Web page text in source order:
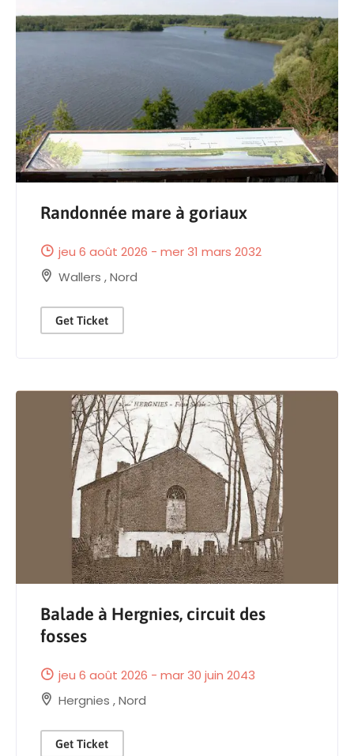
Randonnée mare à goriaux
jeu 6 août 2026 - mer 31 mars 2032
Wallers ,Nord
Get Ticket
Balade à Hergnies, circuit des
fosses
jeu 6 août 2026 - mar 30 juin 2043
Hergnies ,Nord
Get Ticket